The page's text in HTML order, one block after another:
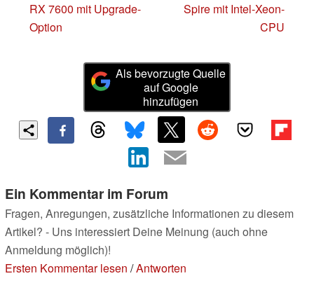
RX 7600 mit Upgrade-
Option
Spire mit Intel-Xeon-
CPU
Als bevorzugte Quelle
auf Google
hinzufügen
Ein Kommentar im Forum
Fragen, Anregungen, zusätzliche Informationen zu diesem
Artikel? - Uns interessiert Deine Meinung (auch ohne
Anmeldung möglich)!
Ersten Kommentar lesen /Antworten